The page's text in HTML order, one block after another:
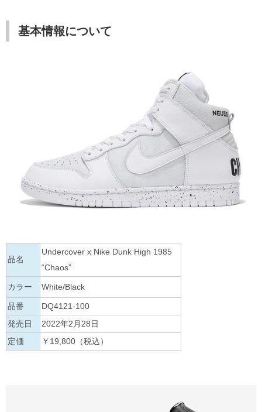
基本情報について
品名
Undercover x Nike Dunk High 1985
“Chaos”
カラー White/Black
品番
DQ4121-100
発売日
2022年2月28日
定価
￥19,800（税込）